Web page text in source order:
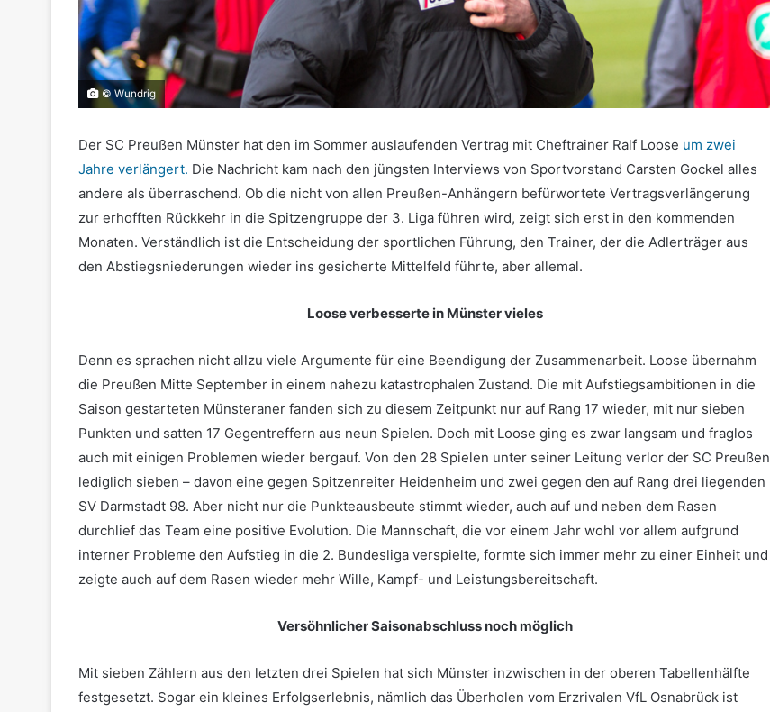
© Wundrig
Der SC Preußen Münster hat den im Sommer auslaufenden Vertrag mit Cheftrainer Ralf Loose um zwei
Jahre verlängert. Die Nachricht kam nach den jüngsten Interviews von Sportvorstand Carsten Gockel alles
andere als überraschend. Ob die nicht von allen Preußen-Anhängern befürwortete Vertragsverlängerung
zur erhofften Rückkehr in die Spitzengruppe der 3. Liga führen wird, zeigt sich erst in den kommenden
Monaten. Verständlich ist die Entscheidung der sportlichen Führung, den Trainer, der die Adlerträger aus
den Abstiegsniederungen wieder ins gesicherte Mittelfeld führte, aber allemal.
Loose verbesserte in Münster vieles
Denn es sprachen nicht allzu viele Argumente für eine Beendigung der Zusammenarbeit. Loose übernahm
die Preußen Mitte September in einem nahezu katastrophalen Zustand. Die mit Aufstiegsambitionen in die
Saison gestarteten Münsteraner fanden sich zu diesem Zeitpunkt nur auf Rang 17 wieder, mit nur sieben
Punkten und satten 17 Gegentreffern aus neun Spielen. Doch mit Loose ging es zwar langsam und fraglos
auch mit einigen Problemen wieder bergauf. Von den 28 Spielen unter seiner Leitung verlor der SC Preußen
lediglich sieben – davon eine gegen Spitzenreiter Heidenheim und zwei gegen den auf Rang drei liegenden
SV Darmstadt 98. Aber nicht nur die Punkteausbeute stimmt wieder, auch auf und neben dem Rasen
durchlief das Team eine positive Evolution. Die Mannschaft, die vor einem Jahr wohl vor allem aufgrund
interner Probleme den Aufstieg in die 2. Bundesliga verspielte, formte sich immer mehr zu einer Einheit und
zeigte auch auf dem Rasen wieder mehr Wille, Kampf- und Leistungsbereitschaft.
Versöhnlicher Saisonabschluss noch möglich
Mit sieben Zählern aus den letzten drei Spielen hat sich Münster inzwischen in der oberen Tabellenhälfte
festgesetzt. Sogar ein kleines Erfolgserlebnis, nämlich das Überholen vom Erzrivalen VfL Osnabrück ist